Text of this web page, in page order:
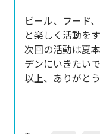
ビール、フード
と楽しく活動を
次回の活動は夏
デンにいきたい
以上、ありがと